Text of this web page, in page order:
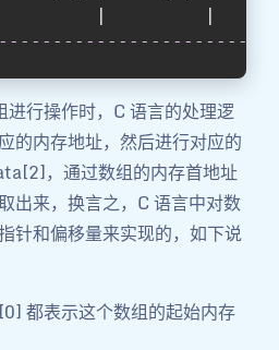
|         |
行操作时，C 语言的处理逻
的内存地址，然后进行对应的
，通过数组的内存首地址
出来，换言之，C 语言中对数
针和偏移量来实现的，如下说
都表示这个数组的起始内存